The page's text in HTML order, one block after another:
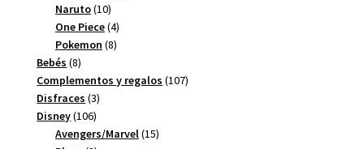
Naruto 1010
productos
One Piece 44
productos
Pokemon 88
Bebés 88
productos
Complementos y regalos 107107
Disfraces 33
Disney 106106
productos
Avengers/Marvel 1515